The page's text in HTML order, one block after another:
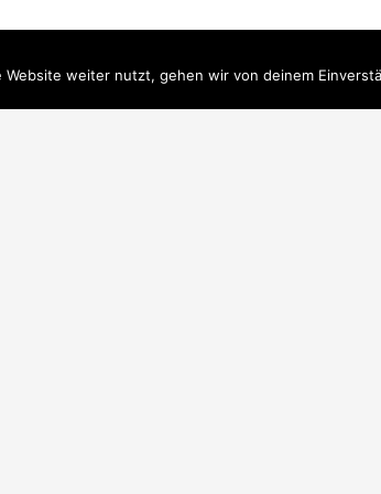
weiter nutzt, gehen wir von deinem